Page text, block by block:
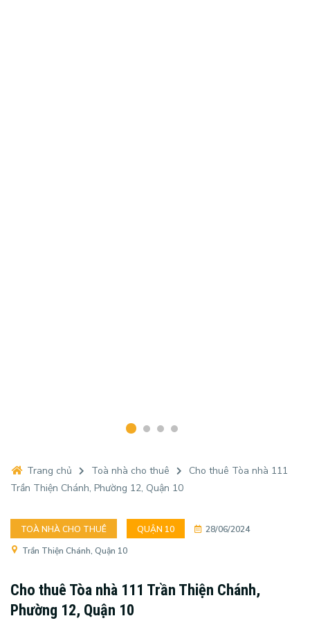
Trang chủ Toà nhà cho thuê
Cho thuê Tòa nhà 111
Trần Thiện Chánh, Phường 12, Quận 10
TOÀ NHÀ CHO THUÊ QUẬN 10
28/06/2024
Trần Thiện Chánh, Quận 10
Cho thuê Tòa nhà 111 Trần Thiện Chánh,
Phường 12, Quận 10